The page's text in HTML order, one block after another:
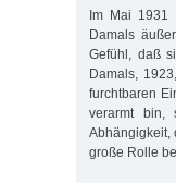
Im Mai 1931
Damals
Gefühl, daß
Damals,
furchtbaren
verarmt bin,
Abhängigkeit,
große Rolle